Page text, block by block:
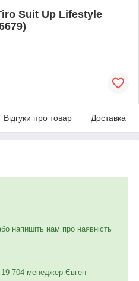
Suit Up Lifestyle
Відгуки про товар Доставка
напишіть нам про наявність
704 менеджер Євген